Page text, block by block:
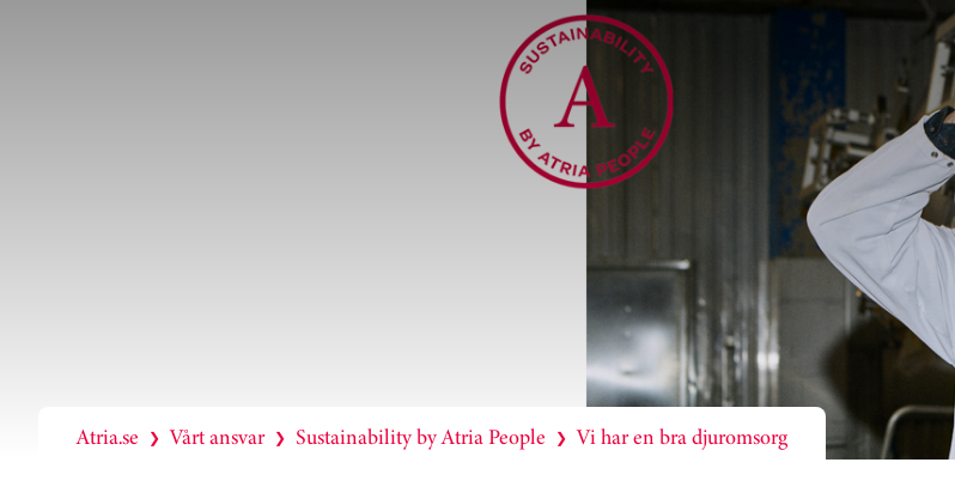
Atria.se ❯ Vårt ansvar ❯ Sustainability by Atria People ❯ Vi har en bra djuromsorg